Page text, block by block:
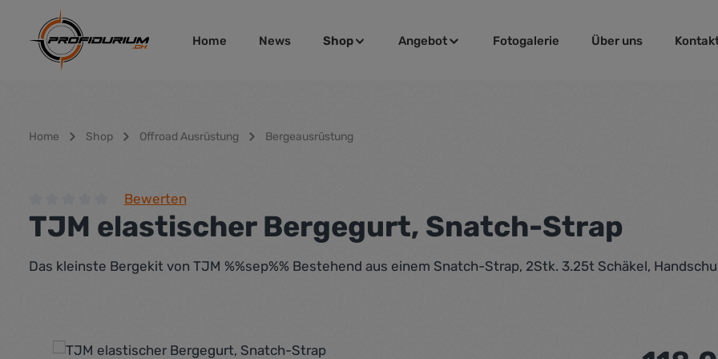
Hauptinhalt springen
Zur Hauptnavigation springen
Home News Shop Angebot Fotogalerie Über uns
Home Shop Offroad Ausrüstung Bergeausrüstung
Durchschnittliche Bewertung von 0 von 5 Sternen
Bewerten
TJM elastischer Bergegurt, Snatch-Strap
Das kleinste Bergekit von TJM %%sep%% Bestehend aus einem Snatch-Strap, 2Stk. 3.25t Schäkel,
Bildergalerie überspringen Regulärer